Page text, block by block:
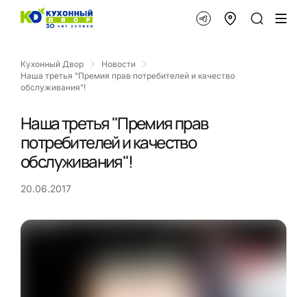
Кухонный Двор
Новости
Наша третья "Премия прав потребителей и качество
обслуживания"!
Наша третья "Премия прав
потребителей и качество
обслуживания"!
20.06.2017